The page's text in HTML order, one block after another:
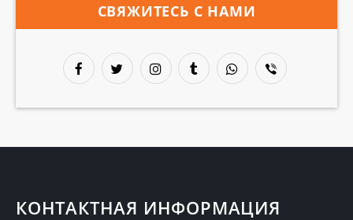
СВЯЖИТЕСЬ С НАМИ
КОНТАКТНАЯ ИНФОРМАЦИЯ